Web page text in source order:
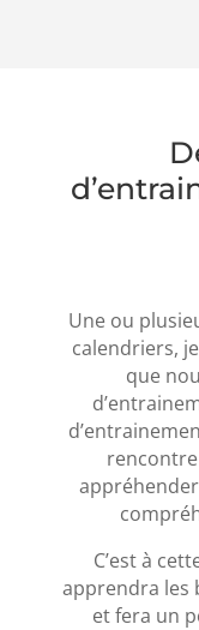
Une ou
calendriers,
que
C’est à
apprendra les
et fera un